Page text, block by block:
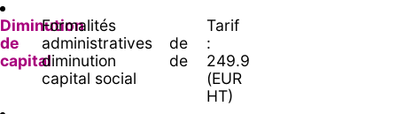
Diminution
de
capital
Formalités
administratives de
diminution de
capital social
Tarif
:
249.9
(EUR
HT)